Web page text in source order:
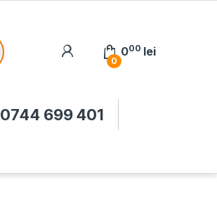
0
000 lei
0744 699 401